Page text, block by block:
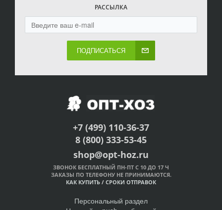
РАССЫЛКА
ПОДПИСАТЬСЯ
+7 (499) 110-36-37
8 (800) 333-53-45
shop@opt-hoz.ru
ЗВОНОК БЕСПЛАТНЫЙ ПН-ПТ С 10 ДО 17 Ч
ЗАКАЗЫ ПО ТЕЛЕФОНУ НЕ ПРИНИМАЮТСЯ.
КАК КУПИТЬ / СРОКИ ОТПРАВОК
Персональный раздел